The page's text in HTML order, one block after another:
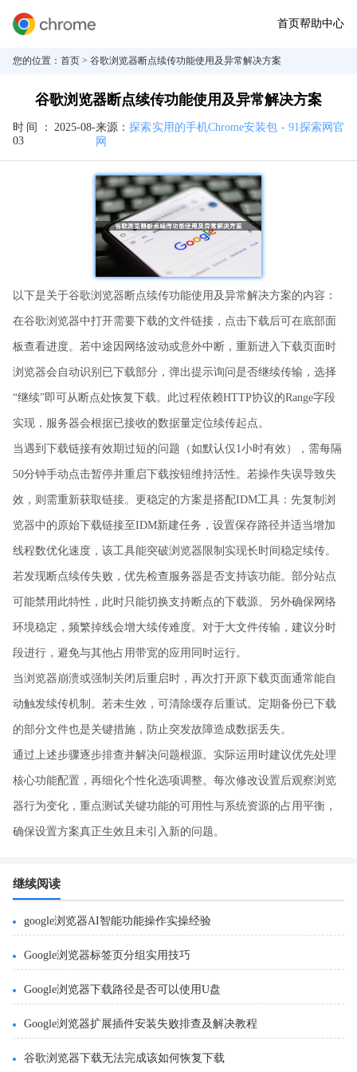
首页帮助中心
您的位置： 首页 > 谷歌浏览器断点续传功能使用及异常解决方案
谷歌浏览器断点续传功能使用及异常解决方案
时间： 2025-08-
03
来源：探索实用的手机Chrome安装包 - 91探索网官
网
以下是关于谷歌浏览器断点续传功能使用及异常解决方案的内容：
在谷歌浏览器中打开需要下载的文件链接，点击下载后可在底部面
板查看进度。若中途因网络波动或意外中断，重新进入下载页面时
浏览器会自动识别已下载部分，弹出提示询问是否继续传输，选择
“继续”即可从断点处恢复下载。此过程依赖HTTP协议的Range字段
实现，服务器会根据已接收的数据量定位续传起点。
当遇到下载链接有效期过短的问题（如默认仅1小时有效），需每隔
50分钟手动点击暂停并重启下载按钮维持活性。若操作失误导致失
效，则需重新获取链接。更稳定的方案是搭配IDM工具：先复制浏
览器中的原始下载链接至IDM新建任务，设置保存路径并适当增加
线程数优化速度，该工具能突破浏览器限制实现长时间稳定续传。
若发现断点续传失败，优先检查服务器是否支持该功能。部分站点
可能禁用此特性，此时只能切换支持断点的下载源。另外确保网络
环境稳定，频繁掉线会增大续传难度。对于大文件传输，建议分时
段进行，避免与其他占用带宽的应用同时运行。
当浏览器崩溃或强制关闭后重启时，再次打开原下载页面通常能自
动触发续传机制。若未生效，可清除缓存后重试。定期备份已下载
的部分文件也是关键措施，防止突发故障造成数据丢失。
通过上述步骤逐步排查并解决问题根源。实际运用时建议优先处理
核心功能配置，再细化个性化选项调整。每次修改设置后观察浏览
器行为变化，重点测试关键功能的可用性与系统资源的占用平衡，
确保设置方案真正生效且未引入新的问题。
继续阅读
google浏览器AI智能功能操作实操经验
Google浏览器标签页分组实用技巧
Google浏览器下载路径是否可以使用U盘
Google浏览器扩展插件安装失败排查及解决教程
谷歌浏览器下载无法完成该如何恢复下载